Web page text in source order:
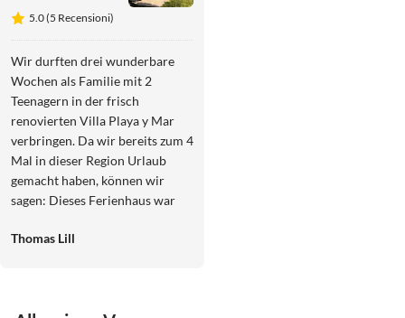
Spiaggia e Mare
5.0 (5 Recensioni)
Wir durften drei wunderbare
Wochen als Familie mit 2
Teenagern in der frisch
renovierten Villa Playa y Mar
verbringen. Da wir bereits zum 4
Mal in dieser Region Urlaub
gemacht haben, können wir
sagen: Dieses Ferienhaus war
gepflegteste und hochwertigste,
Thomas Lill